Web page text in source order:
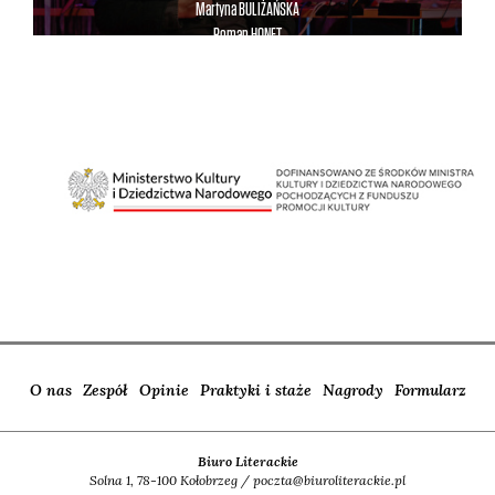
Martyna BULIŻAŃSKA
RomanHONET
O nas Zespół Opinie Praktyki i staże Nagrody Formularz
Biuro Literackie
Solna 1, 78-100 Kołobrzeg / poczta@biuroliterackie.pl